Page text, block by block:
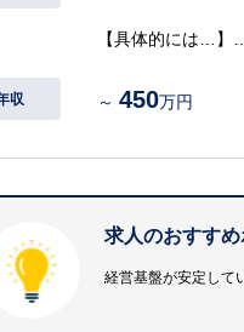
給休暇を取得で
【具体的には…】
・総務・庶務
※詳細は面談時に
・青果物及び加工
収 ～ 450万円
求人のおすすめ
経営基盤が安定して